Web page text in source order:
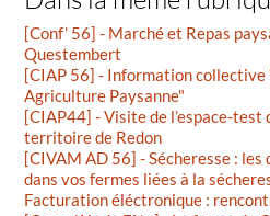
[Conf’ 56] - Marché et Repas
Questembert
[CIAP 56] - Information
Agriculture Paysanne"
[CIAP44] - Visite de l’espace-test
territoire de Redon
[CIVAM AD 56] - Sécheresse :
dans vos fermes liées à la
Facturation éléctronique :